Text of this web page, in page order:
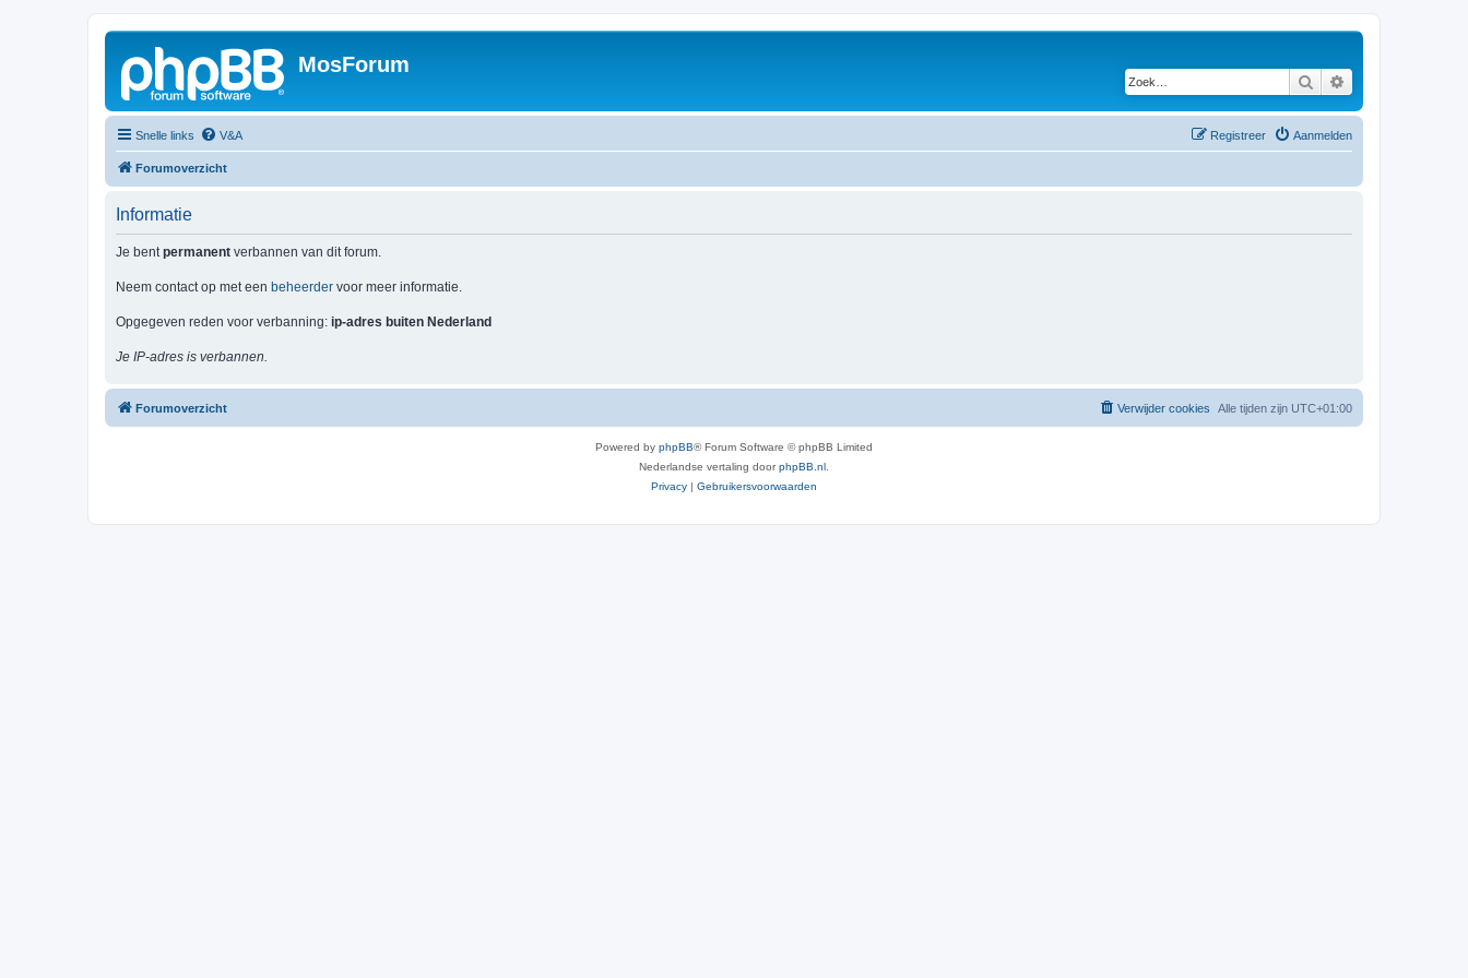
MosForum
Zoek
Snelle links V&A Aanmelden
Registreer
Forumoverzicht
Informatie
Je bentpermanent verbannen van dit forum.
Neem contact op met een beheerder voor meer informatie.
Opgegeven reden voor verbanning: ip-adres buiten Nederland
Je IP-adres is verbannen.
Forumoverzicht Alle tijden zijn UTC+01:00
Verwijder cookies
Powered by phpBB® Forum Software © phpBB Limited
Nederlandse vertaling doorphpBB.nl
Privacy | Gebruikersvoorwaarden